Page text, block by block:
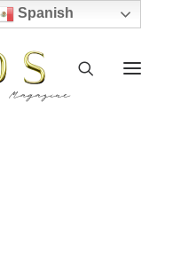
Spanish